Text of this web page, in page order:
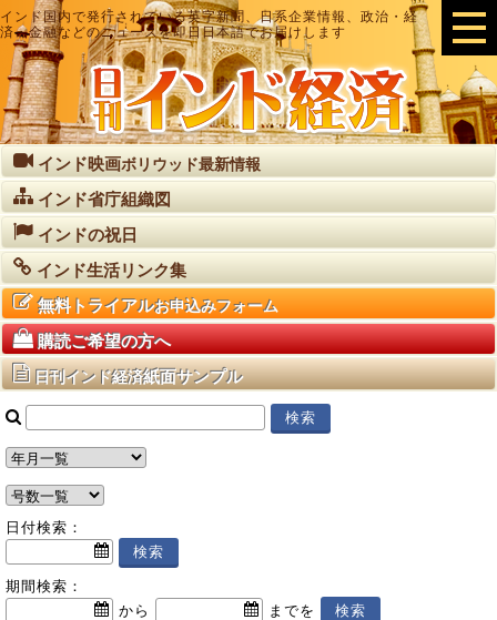
インド国内で発行されている英字新聞、日系企業情報、政治・経
済・金融などのニュースを即日日本語でお届けします
インド映画ボリウッド最新情報
インド省庁組織図
インドの祝日
インド生活リンク集
無料トライアルお申込みフォーム
購読ご希望の方へ
日刊インド経済紙面サンプル
日付検索：
期間検索：
から
までを